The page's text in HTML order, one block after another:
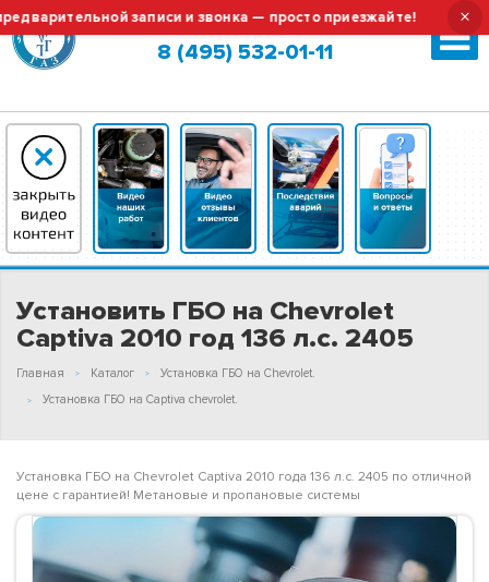
записи и звонка — просто приезжайте! ×
Москва (сменить город?)
8 (495) 532-01-11
Установить ГБО на Chevrolet
Captiva 2010 год 136 л.с. 2405
Главная Каталог
Установка ГБО на Chevrolet.
Установка ГБО на Captiva chevrolet.
Установка ГБО на Chevrolet Captiva 2010 года 136 л.с. 2405 по отличной
цене с гарантией! Метановые и пропановые системы